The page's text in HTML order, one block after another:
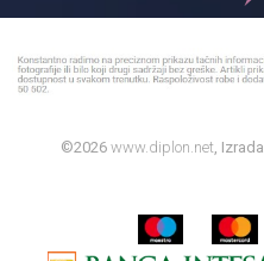
©2026 www.diplon.net , Izrada